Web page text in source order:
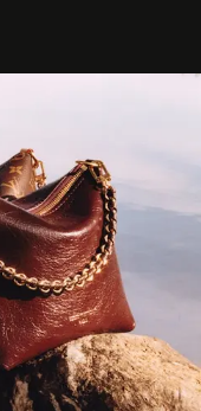
par Frank Gehry